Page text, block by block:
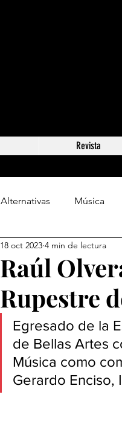
Revista
Alternativas Música
Raúl
Rupestre
18 oct 2023 4 min de lectura
Egresado de la
de Bellas Artes
Música como
Gerardo Enciso,